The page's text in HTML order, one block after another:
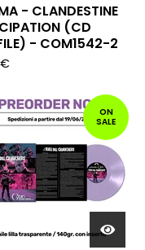
- CLANDESTINE
(CD
- COM1542-2
€
ON
SALE